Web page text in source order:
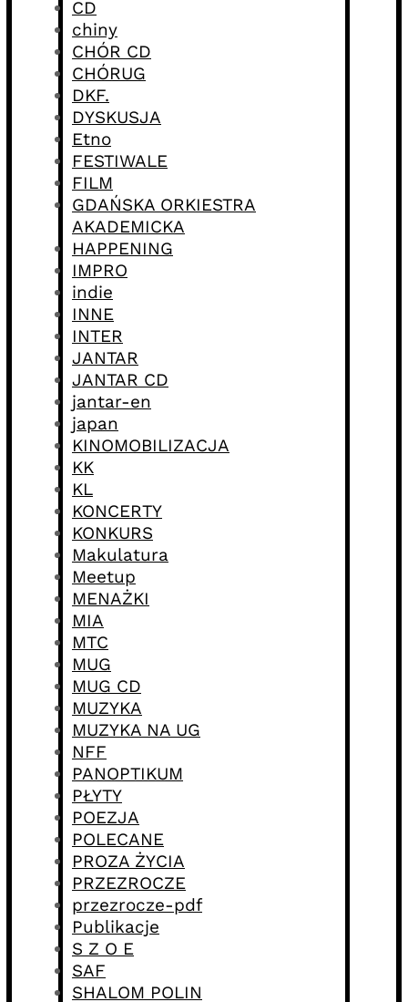
CD
chiny
CHÓR CD
CHÓRUG
DKF.
DYSKUSJA
Etno
FESTIWALE
FILM
GDAŃSKA ORKIESTRA
AKADEMICKA
HAPPENING
IMPRO
indie
INNE
INTER
JANTAR
JANTAR CD
jantar-en
japan
KINOMOBILIZACJA
KK
KL
KONCERTY
KONKURS
Makulatura
Meetup
MENAŻKI
MIA
MTC
MUG
MUG CD
MUZYKA
MUZYKA NA UG
NFF
PANOPTIKUM
PŁYTY
POEZJA
POLECANE
PROZA ŻYCIA
PRZEZROCZE
przezrocze-pdf
Publikacje
S Z O E
SAF
SHALOM POLIN